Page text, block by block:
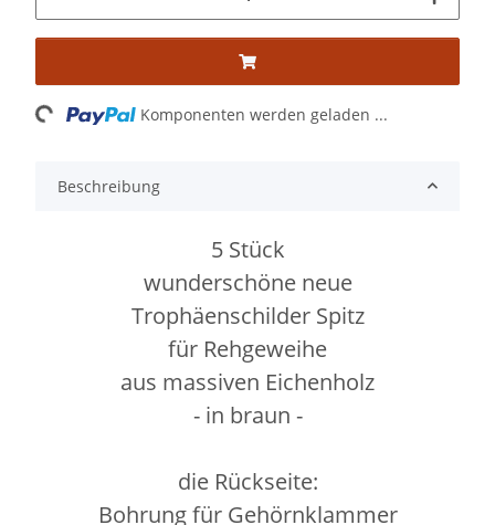
Komponenten werden geladen ...
Beschreibung
5 Stück
wunderschöne neue
Trophäenschilder Spitz
für Rehgeweihe
aus massiven Eichenholz
- in braun -
die Rückseite:
Bohrung für Gehörnklammer